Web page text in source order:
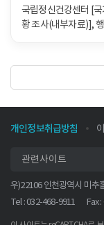
국립정신건강센터 [
황 조사(내부자료)],
개인정보취급방침
관련사이트
우)22106 인천광역시 미추
Tel : 032-468-9911
Fax